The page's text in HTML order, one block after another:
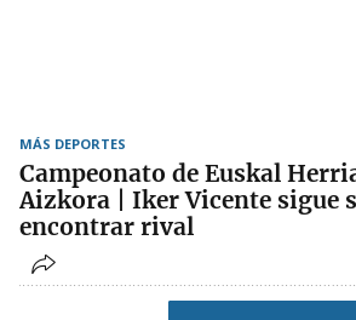
MÁS DEPORTES
Campeonato de Euskal
Aizkora | Iker Vicente sigue
encontrar rival